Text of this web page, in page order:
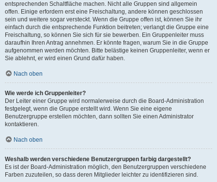
entsprechenden Schaltfläche machen. Nicht alle Gruppen sind allgemein
offen. Einige erfordern erst eine Freischaltung, andere können geschlossen
sein und weitere sogar versteckt. Wenn die Gruppe offen ist, können Sie ihr
einfach durch die entsprechende Funktion beitreten; verlangt die Gruppe eine
Freischaltung, so können Sie sich für sie bewerben. Ein Gruppenleiter muss
daraufhin Ihren Antrag annehmen. Er könnte fragen, warum Sie in die Gruppe
aufgenommen werden möchten. Bitte belästige keinen Gruppenleiter, wenn er
Sie ablehnt, er wird einen Grund dafür haben.
Nach oben
Wie werde ich Gruppenleiter?
Der Leiter einer Gruppe wird normalerweise durch die Board-Administration
festgelegt, wenn die Gruppe erstellt wird. Wenn Sie eine eigene
Benutzergruppe erstellen möchten, dann sollten Sie einen Administrator
kontaktieren.
Nach oben
Weshalb werden verschiedene Benutzergruppen farbig dargestellt?
Es ist der Board-Administration möglich, den Benutzergruppen verschiedene
Farben zuzuteilen, so dass deren Mitglieder leichter zu identifizieren sind.